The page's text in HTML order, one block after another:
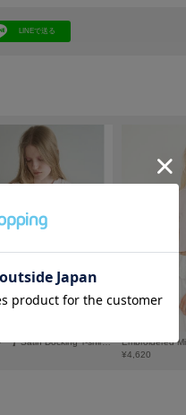
LINEで送る
【限定カラー】Satin Docking T-shirt/サテン ドッキングTシャツ
¥4,620